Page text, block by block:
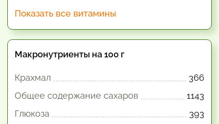
Показать все витамины
Макронутриенты на 100 г
Крахмал
366
Общее содержание сахаров
1143
Глюкоза
393